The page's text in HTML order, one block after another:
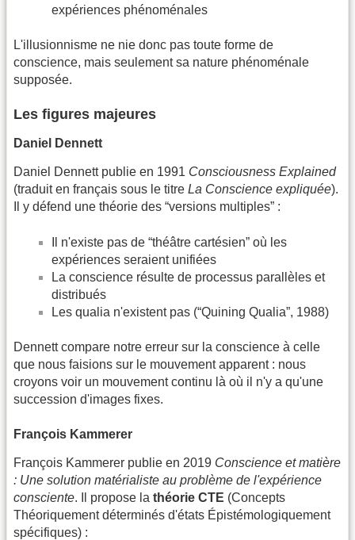
expériences phénoménales
L'illusionnisme ne nie donc pas toute forme de
conscience, mais seulement sa nature phénoménale
supposée.
Les figures majeures
Daniel Dennett
Daniel Dennett publie en 1991 Consciousness Explained
(traduit en français sous le titre La Conscience expliquée).
Il y défend une théorie des “versions multiples” :
Il n'existe pas de “théâtre cartésien” où les
expériences seraient unifiées
La conscience résulte de processus parallèles et
distribués
Les qualia n'existent pas (“Quining Qualia”, 1988)
Dennett compare notre erreur sur la conscience à celle
que nous faisions sur le mouvement apparent : nous
croyons voir un mouvement continu là où il n'y a qu'une
succession d'images fixes.
François Kammerer
François Kammerer publie en 2019 Conscience et matière
: Une solution matérialiste au problème de l'expérience
consciente. Il propose la théorie CTE (Concepts
Théoriquement déterminés d'états Épistémologiquement
spécifiques) :